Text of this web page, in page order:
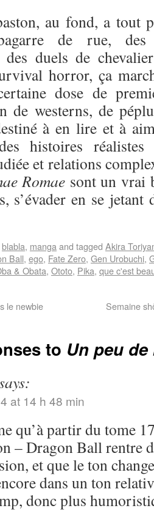
au fond, a tout
de rue, des
des duels de
horror, ça
dose de
de westerns, de
à en lire et à
histoires
et relations
Romae sont un vrai
s’évader en se jetant
blabla, manga and tagged Akira
Ball, ego, Fate Zero, Gen Urobuchi,
& Obata, Ototo, Pika, que c'est
le newbie Semaine
to Un peu
at 14 h 48 min
qu’à partir du tome
– Dragon Ball rentre
et que le ton
dans un ton
donc plus